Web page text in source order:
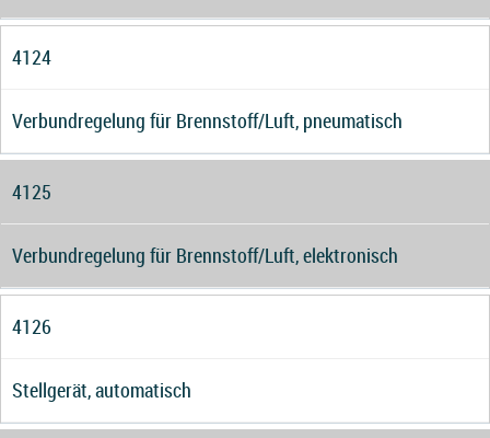
4124
Verbundregelung für Brennstoff/Luft, pneumatisch
4125
Verbundregelung für Brennstoff/Luft, elektronisch
4126
Stellgerät, automatisch